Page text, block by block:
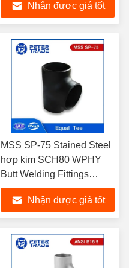
Nhận được giá tốt
MSS SP-75 Stained Steel
hợp kim SCH80 WPHY
Butt Welding Fittings
Equal Tee cho các kết nối
ống và ốngNhận được giá tốt